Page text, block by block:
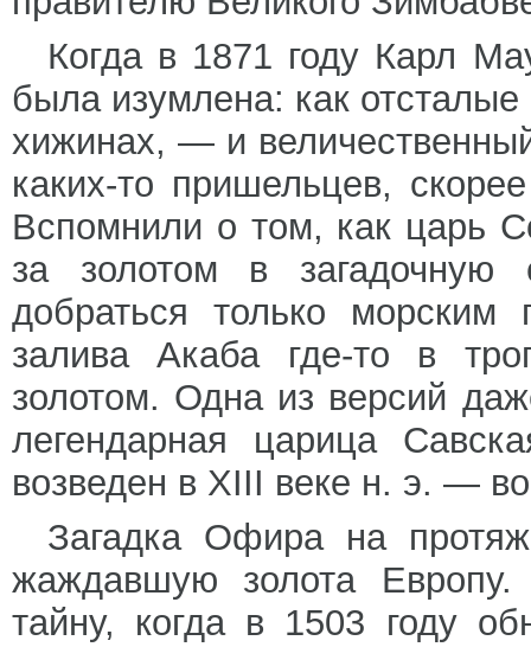
Когда в 1871 году Карл
была изумлена: как
хижинах, — и
каких-то пришельцев,
Вспомнили о том, как царь
за золотом в
добраться только
залива Акаба где-то в
золотом. Одна из версий
легендарная царица
возведен в XIII веке н. э. —
Загадка Офира на
жаждавшую золота Европу.
тайну, когда в 1503 году